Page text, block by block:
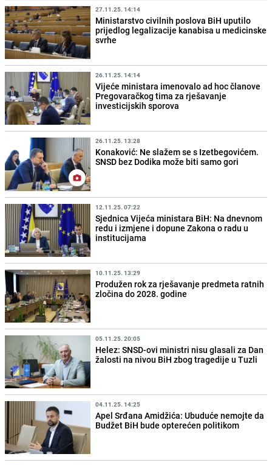
27.11.25. 14:14
Ministarstvo civilnih poslova BiH uputilo
prijedlog legalizacije kanabisa u medicinske
svrhe
26.11.25. 14:14
Vijeće ministara imenovalo ad hoc članove
Pregovaračkog tima za rješavanje
investicijskih sporova
26.11.25. 13:28
Konaković: Ne slažem se s Izetbegovićem.
SNSD bez Dodika može biti samo gori
12.11.25. 07:22
Sjednica Vijeća ministara BiH: Na dnevnom
redu i izmjene i dopune Zakona o radu u
institucijama
10.11.25. 13:29
Produžen rok za rješavanje predmeta ratnih
zločina do 2028. godine
05.11.25. 20:05
Helez: SNSD-ovi ministri nisu glasali za Dan
žalosti na nivou BiH zbog tragedije u Tuzli
04.11.25. 14:25
Apel Srđana Amidžića: Ubuduće nemojte da
Budžet BiH bude opterećen politikom